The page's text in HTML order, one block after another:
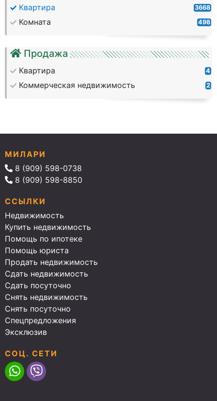
Квартира 3668
Комната 498
Продажа
Квартира 4
Коммерческая недвижимость 2
МИЛАРИ
8 (909) 598-0738
8 (909) 598-8850
ССЫЛКИ
Недвижимость
Купить недвижимость
Помощь по ипотеке
Помощь юриста
Продать недвижимость
Сдать недвижимость
Сдать посуточно
Снять недвижимость
Снять посуточно
Спецпредложения
Эксклюзив
СОЦ. СЕТИ